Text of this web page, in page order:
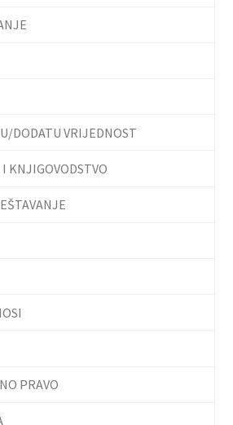
DODATU VRIJEDNOST
KNJIGOVODSTVO
PRAVO